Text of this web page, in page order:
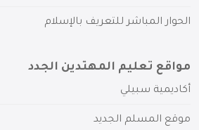
الحوار المباشر للتعريف بالإسلام
مواقع تعليم المهتدين الجدد
أكاديمية سبيلي
موقع المسلم الجديد